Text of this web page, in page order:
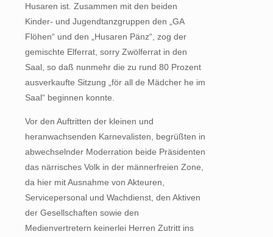
Husaren ist. Zusammen mit den beiden
Kinder- und Jugendtanzgruppen den „GA
Flöhen“ und den „Husaren Pänz“, zog der
gemischte Elferrat, sorry Zwölferrat in den
Saal, so daß nunmehr die zu rund 80 Prozent
ausverkaufte Sitzung „för all de Mädcher he im
Saal“ beginnen konnte.
Vor den Auftritten der kleinen und
heranwachsenden Karnevalisten, begrüßten in
abwechselnder Moderration beide Präsidenten
das närrisches Volk in der männerfreien Zone,
da hier mit Ausnahme von Akteuren,
Servicepersonal und Wachdienst, den Aktiven
der Gesellschaften sowie den
Medienvertretern keinerlei Herren Zutritt ins